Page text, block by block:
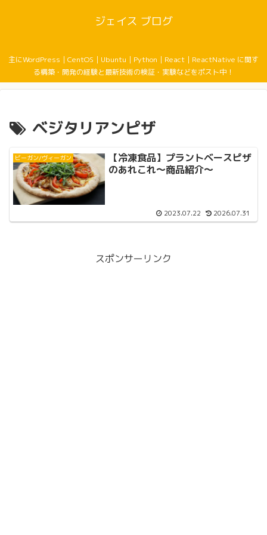
ジェイス ブログ
主にWordPress｜CentOS｜Ubuntu｜Python｜React｜ReactNative に関す
る構築・開発の経験と最新技術の検証・実験などをポスト中！
ベジタリアンピザ
ビーガン/ヴィーガン
【冷凍食品】プラントベースピザ
のあれこれ〜商品紹介〜
2023.07.22 2026.07.31
スポンサーリンク